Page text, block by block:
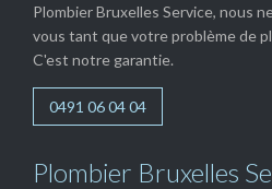
Plombier Bruxelles Service, nous
vous tant que votre problème de
C'est notre garantie.
0491 06 04 04
Plombier Bruxelles